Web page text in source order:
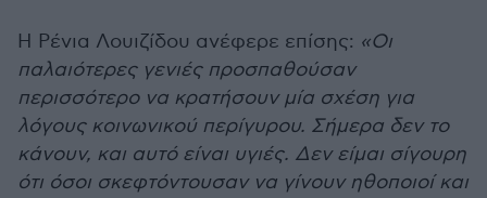
Η Ρένια Λουιζίδου ανέφερε επίσης: «Οι
παλαιότερες γενιές προσπαθούσαν
περισσότερο να κρατήσουν μία σχέση για
λόγους κοινωνικού περίγυρου. Σήμερα δεν το
κάνουν, και αυτό είναι υγιές. Δεν είμαι σίγουρη
ότι όσοι σκεφτόντουσαν να γίνουν ηθοποιοί και